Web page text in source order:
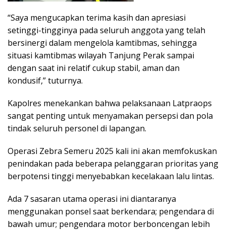
“Saya mengucapkan terima kasih dan apresiasi
setinggi-tingginya pada seluruh anggota yang telah
bersinergi dalam mengelola kamtibmas, sehingga
situasi kamtibmas wilayah Tanjung Perak sampai
dengan saat ini relatif cukup stabil, aman dan
kondusif,” tuturnya.
Kapolres menekankan bahwa pelaksanaan Latpraops
sangat penting untuk menyamakan persepsi dan pola
tindak seluruh personel di lapangan.
Operasi Zebra Semeru 2025 kali ini akan memfokuskan
penindakan pada beberapa pelanggaran prioritas yang
berpotensi tinggi menyebabkan kecelakaan lalu lintas.
Ada 7 sasaran utama operasi ini diantaranya
menggunakan ponsel saat berkendara; pengendara di
bawah umur; pengendara motor berboncengan lebih